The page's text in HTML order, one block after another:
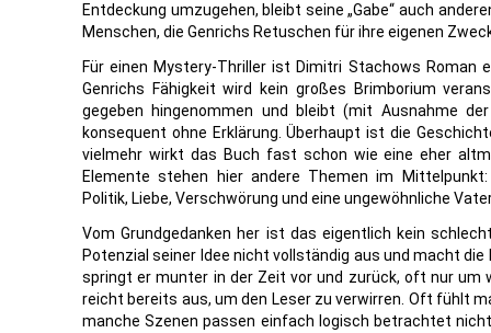
Entdeckung umzugehen, bleibt seine „Gabe“ auch
Menschen, die Genrichs Retuschen für ihre eigenen
Für einen Mystery-Thriller ist Dimitri Stachows Roman
Genrichs Fähigkeit wird kein großes Brimborium
gegeben hingenommen und bleibt (mit Ausnahme
konsequent ohne Erklärung. Überhaupt ist die
vielmehr wirkt das Buch fast schon wie eine eher
Elemente stehen hier andere Themen im
Politik, Liebe, Verschwörung und eine ungewöhnliche
Vom Grundgedanken her ist das eigentlich kein
Potenzial seiner Idee nicht vollständig aus und macht
springt er munter in der Zeit vor und zurück, oft nur um
reicht bereits aus, um den Leser zu verwirren. Oft fühlt
manche Szenen passen einfach logisch betrachtet